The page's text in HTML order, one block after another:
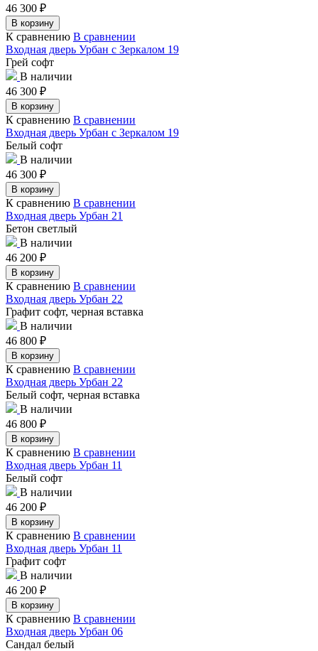
46 300 ₽
В корзину
К сравнению В сравнении
Входная дверь Урбан с Зеркалом 19
Грей софт
В наличии
46 300 ₽
В корзину
К сравнению В сравнении
Входная дверь Урбан с Зеркалом 19
Белый софт
В наличии
46 300 ₽
В корзину
К сравнению В сравнении
Входная дверь Урбан 21
Бетон светлый
В наличии
46 200 ₽
В корзину
К сравнению В сравнении
Входная дверь Урбан 22
Графит софт, черная вставка
В наличии
46 800 ₽
В корзину
К сравнению В сравнении
Входная дверь Урбан 22
Белый софт, черная вставка
В наличии
46 800 ₽
В корзину
К сравнению В сравнении
Входная дверь Урбан 11
Белый софт
В наличии
46 200 ₽
В корзину
К сравнению В сравнении
Входная дверь Урбан 11
Графит софт
В наличии
46 200 ₽
В корзину
К сравнению В сравнении
Входная дверь Урбан 06
Сандал белый